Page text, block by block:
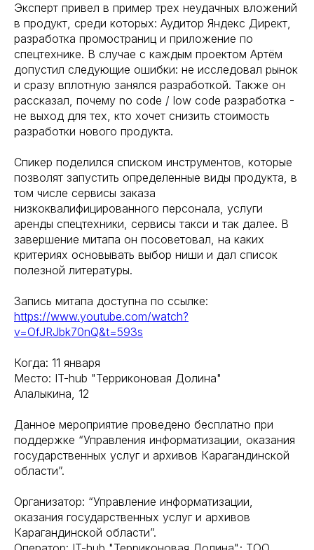
Эксперт привел в пример трех неудачных вложений
в продукт, среди которых: Аудитор Яндекс Директ,
разработка промостраниц и приложение по
спецтехнике. В случае с каждым проектом Артём
допустил следующие ошибки: не исследовал рынок
и сразу вплотную занялся разработкой. Также он
рассказал, почему no code / low code разработка -
не выход для тех, кто хочет снизить стоимость
разработки нового продукта.
Спикер поделился списком инструментов, которые
позволят запустить определенные виды продукта, в
том числе сервисы заказа
низкоквалифицированного персонала, услуги
аренды спецтехники, сервисы такси и так далее. В
завершение митапа он посоветовал, на каких
критериях основывать выбор ниши и дал список
полезной литературы.
Запись митапа доступна по ссылке:
https://www.youtube.com/watch?
v=OfJRJbk70nQ&t=593s
Когда: 11 января
Место: IT-hub "Терриконовая Долина"
Алалыкина, 12
Данное мероприятие проведено бесплатно при
поддержке “Управления информатизации, оказания
государственных услуг и архивов Карагандинской
области”.
Организатор: “Управление информатизации,
оказания государственных услуг и архивов
Карагандинской области”.